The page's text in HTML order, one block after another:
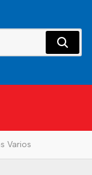
Varios